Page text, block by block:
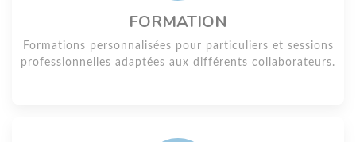
FORMATION
Formations personnalisées pour particuliers et sessions
professionnelles adaptées aux différents collaborateurs.